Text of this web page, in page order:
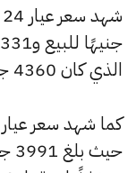
الذي كان 4360 جنيهًا للبيع و4337 جنيهًا للشراء.